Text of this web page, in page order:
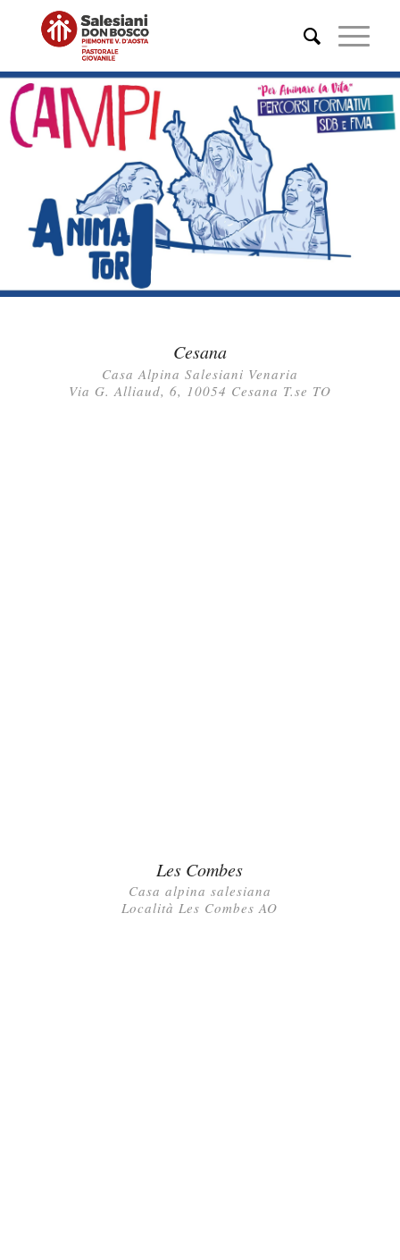
Cesana
Casa Alpina Salesiani Venaria
Via G. Alliaud, 6, 10054 Cesana T.se TO
Les Combes
Casa alpina salesiana
Località Les Combes AO